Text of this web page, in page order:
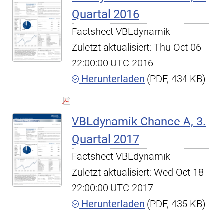
Quartal 2016
Factsheet VBLdynamik
Zuletzt aktualisiert: Thu Oct 06
22:00:00 UTC 2016
Herunterladen (PDF, 434 KB)
VBLdynamik Chance A, 3.
Quartal 2017
Factsheet VBLdynamik
Zuletzt aktualisiert: Wed Oct 18
22:00:00 UTC 2017
Herunterladen (PDF, 435 KB)